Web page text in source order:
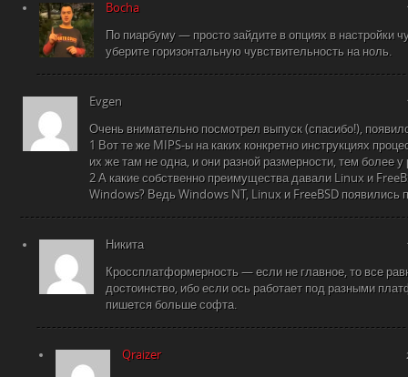
Bocha
По пиарбуму — просто зайдите в опциях в настройки
уберите горизонтальную чувствительность на ноль.
Evgen
Очень внимательно посмотрел выпуск (спасибо!),
1 Вот те же MIPS-ы на каких конкретно инструкциях
их же там не одна, и они разной размерности, тем более у
2 А какие собственно преимущества давали Linux и
Windows? Ведь Windows NT, Linux и FreeBSD появились
Никита
Кроссплатформерность — если не главное, то все
достоинство, ибо если ось работает под разными
пишется больше софта.
Qraizer